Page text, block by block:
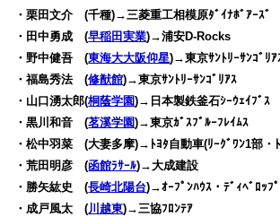
・栗田文介 (千種)→三菱重工相模原ﾀﾞｲﾅﾎﾞｱｰｽﾞ
・田中勇成 (早稲田実業)→浦安D-Rocks
・野中健吾 (東海大大阪仰星)→東京ｻﾝﾄﾘｰｻﾝｺﾞﾘｱ
・福島秀法 (修猷館)→東京ｻﾝﾄﾘｰｻﾝｺﾞﾘｱｽ
・山口湧太郎(桐蔭学園)→日本製鉄釜石ｼｰｳｪｲﾌﾞｽ
・黒川和音 (茗溪学園)→東京ｶﾞｽﾌﾞﾙｰﾌﾚｲﾑｽ
・松中羽菜 (大妻多摩)→ﾄﾖﾀ自動車(ﾘｰｸﾞﾜﾝ1部・
・荒田明彦 (函館ﾗｻｰﾙ)→大成建設
・勝矢紘史 (長崎北陽台)→ｵｰﾌﾟﾝﾊｳｽ・ﾃﾞｨﾍﾞﾛｯﾌ
・成戸風太 (川越東)→三協ﾌﾛﾝﾃｱ